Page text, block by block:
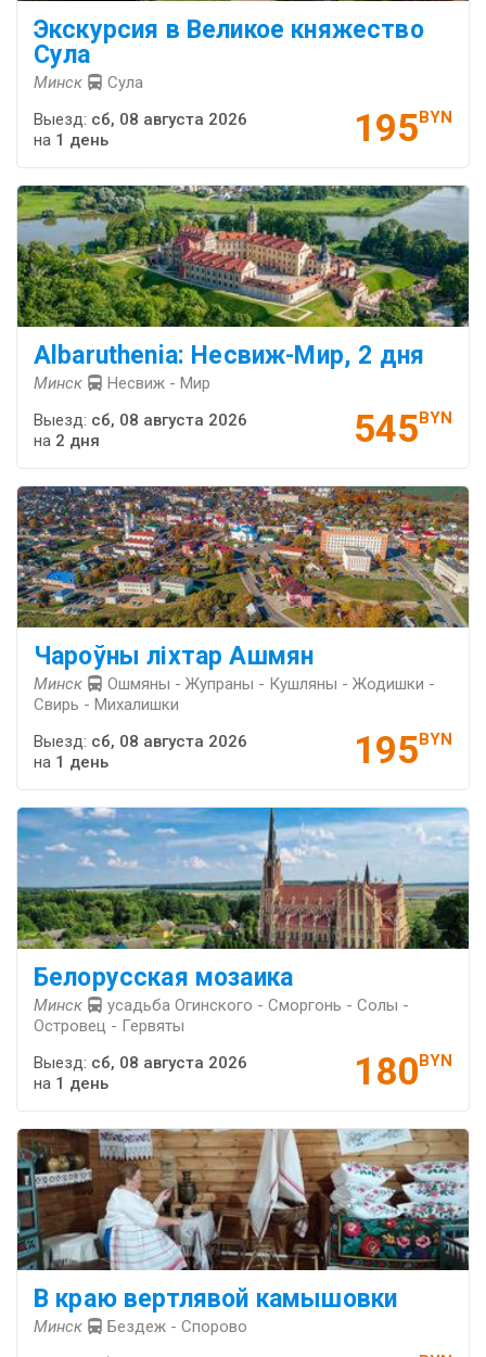
Экскурсия в Великое княжество
Сула
Минск Сула
195BYN
Выезд: сб, 08 августа 2026
на 1 день
Albaruthenia: Несвиж-Мир, 2 дня
Минск Несвиж - Мир
545BYN
Выезд: сб, 08 августа 2026
на 2 дня
Чароўны ліхтар Ашмян
Минск
Ошмяны - Жупраны - Кушляны - Жодишки -
Свирь - Михалишки
195BYN
Выезд: сб, 08 августа 2026
на 1 день
Белорусская мозаика
Минск
усадьба Огинского - Сморгонь - Солы -
Островец - Гервяты
180BYN
Выезд: сб, 08 августа 2026
на 1 день
В краю вертлявой камышовки
Минск Бездеж - Спорово